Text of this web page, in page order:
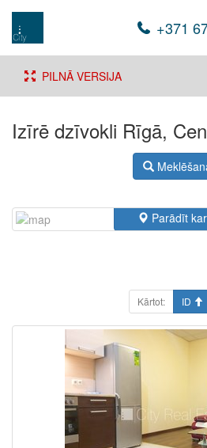
+371
PILNĀ VERSIJA
Izīrē dzīvokli Rīgā,
Parādīt
Kārtot: ID